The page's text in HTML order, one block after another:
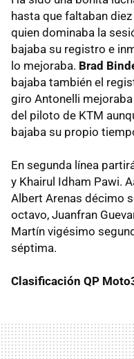
hasta que faltaban
quien dominaba la
bajaba su registro e
lo mejoraba. Brad
bajaba también el
giro Antonelli
del piloto de KTM
bajaba su propio
En segunda línea
y Khairul Idham Pawi.
Albert Arenas décimo
octavo, Juanfran
Martín vigésimo
séptima.
Clasificación QP